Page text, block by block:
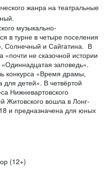
жанра на театральные
музыкально-
в турне в четыре поселения
Солнечный и Сайгатина. В
«почти не сказочной истории
заповедь».
конкурса «Время драмы,
детей». В четвёртой
Нижневартовского
Житовского вошла в Лонг-
и предназначена для юных
(12+)